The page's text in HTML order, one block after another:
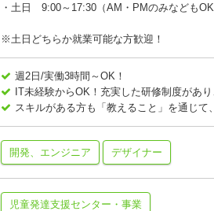
・土日 9:00～17:30（AM・PMのみなどもOK
※土日どちらか就業可能な方歓迎！
週2日/実働3時間～OK！
IT未経験からOK！充実した研修制度があ
スキルがある方も「教えること」を通じて
開発、エンジニア
デザイナー
児童発達支援センター・事業